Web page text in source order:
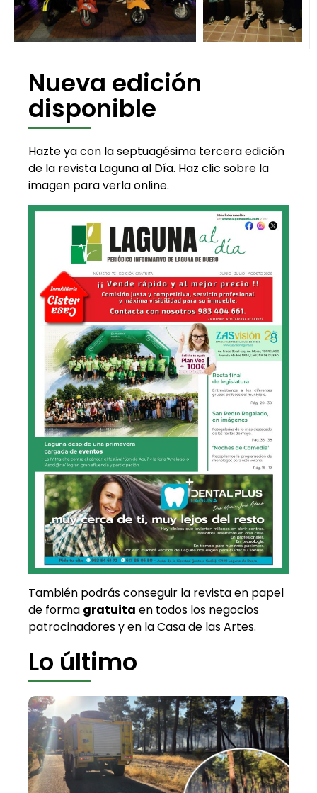
Nueva edición
disponible
Hazte ya con la septuagésima tercera edición
de la revista Laguna al Día. Haz clic sobre la
imagen para verla online.
También podrás conseguir la revista en papel
de forma gratuita en todos los negocios
patrocinadores y en la Casa de las Artes.
Lo último